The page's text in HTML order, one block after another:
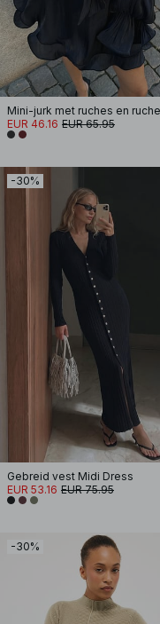
EUR 46.16 EUR 65.95
-30%
Gebreid vest Midi Dress
EUR 53.16 EUR 75.95
-30%